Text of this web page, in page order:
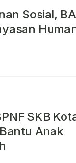
Sosial,
SKB
Anak